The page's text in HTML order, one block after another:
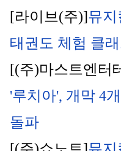
[라이브(주)]뮤지
태권도 체험 클
[(주)마스트엔터
'루치아', 개막 4
돌파